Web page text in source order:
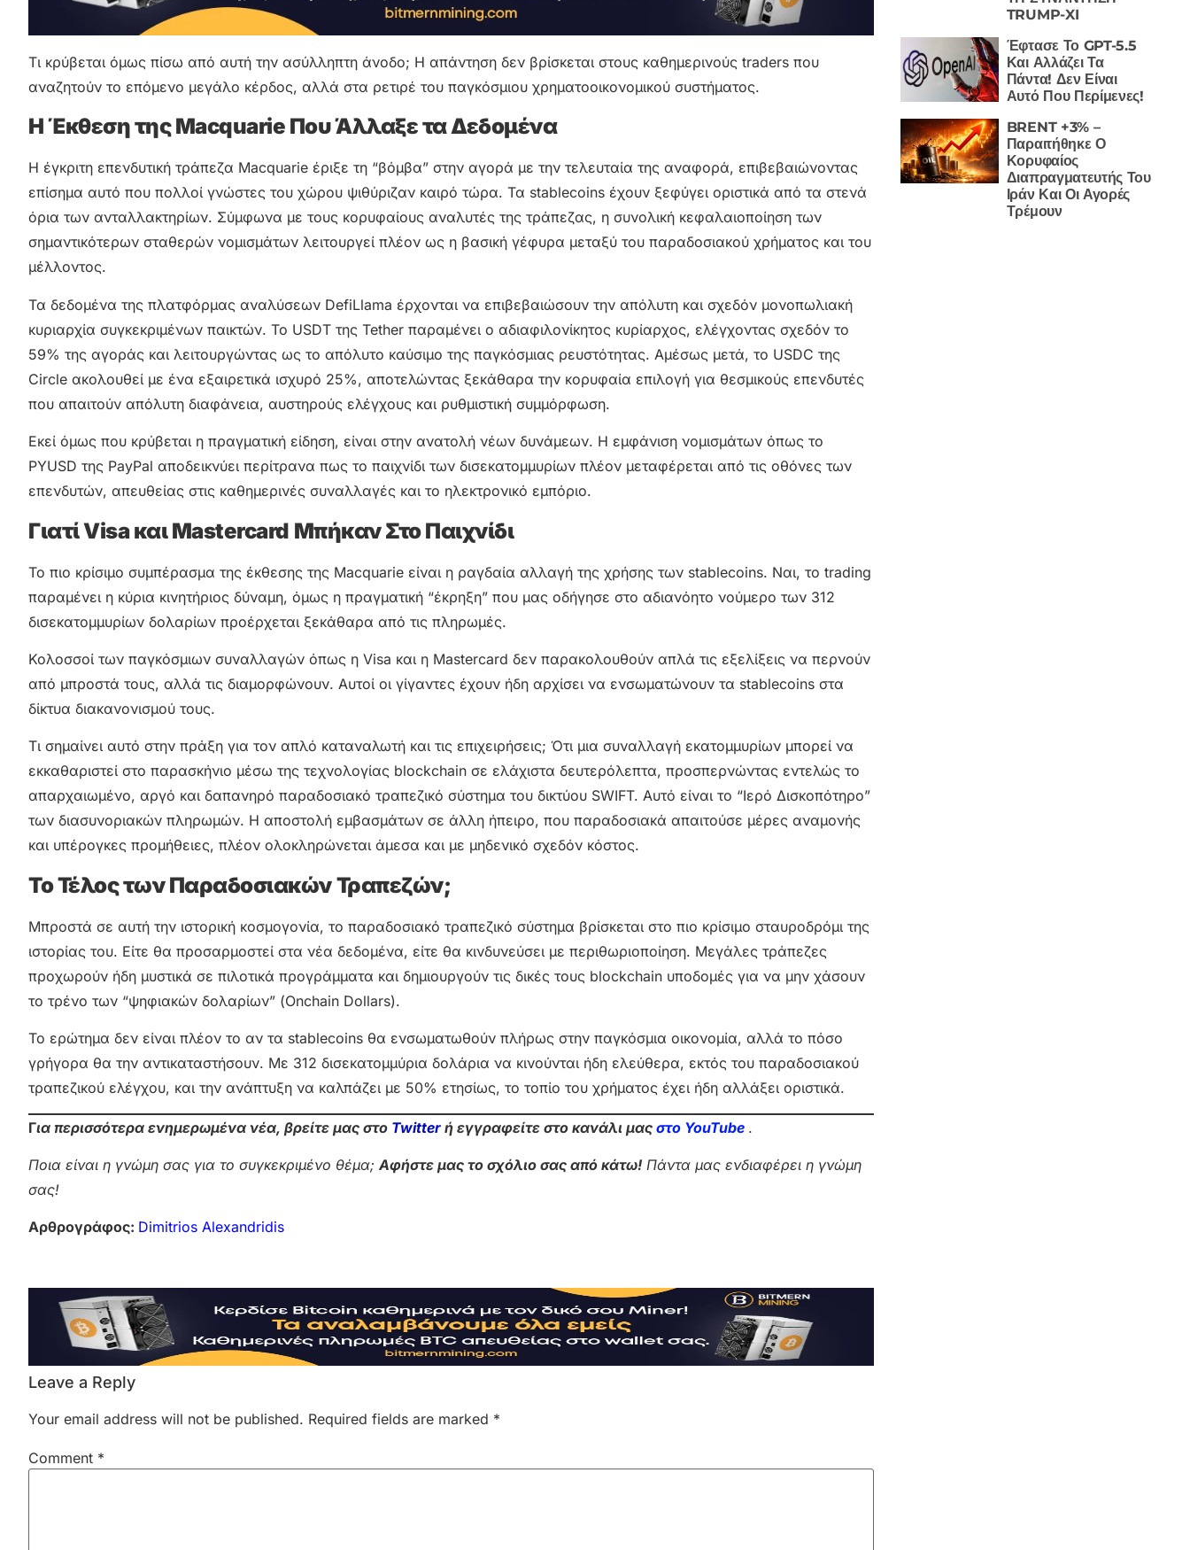
Τι κρύβεται όμως πίσω από αυτή την ασύλληπτη άνοδο; Η απάντηση δεν βρίσκεται στους καθημερινούς traders που
αναζητούν το επόμενο μεγάλο κέρδος, αλλά στα ρετιρέ του παγκόσμιου χρηματοοικονομικού συστήματος.
Η Έκθεση της Macquarie Που Άλλαξε τα Δεδομένα
Η έγκριτη επενδυτική τράπεζα Macquarie έριξε τη “βόμβα” στην αγορά με την τελευταία της αναφορά, επιβεβαιώνοντας
επίσημα αυτό που πολλοί γνώστες του χώρου ψιθύριζαν καιρό τώρα. Τα stablecoins έχουν ξεφύγει οριστικά από τα στενά
όρια των ανταλλακτηρίων. Σύμφωνα με τους κορυφαίους αναλυτές της τράπεζας, η συνολική κεφαλαιοποίηση των
σημαντικότερων σταθερών νομισμάτων λειτουργεί πλέον ως η βασική γέφυρα μεταξύ του παραδοσιακού χρήματος και του
μέλλοντος.
Τα δεδομένα της πλατφόρμας αναλύσεων DefiLlama έρχονται να επιβεβαιώσουν την απόλυτη και σχεδόν μονοπωλιακή
κυριαρχία συγκεκριμένων παικτών. Το USDT της Tether παραμένει ο αδιαφιλονίκητος κυρίαρχος, ελέγχοντας σχεδόν το
59% της αγοράς και λειτουργώντας ως το απόλυτο καύσιμο της παγκόσμιας ρευστότητας. Αμέσως μετά, το USDC της
Circle ακολουθεί με ένα εξαιρετικά ισχυρό 25%, αποτελώντας ξεκάθαρα την κορυφαία επιλογή για θεσμικούς επενδυτές
που απαιτούν απόλυτη διαφάνεια, αυστηρούς ελέγχους και ρυθμιστική συμμόρφωση.
Εκεί όμως που κρύβεται η πραγματική είδηση, είναι στην ανατολή νέων δυνάμεων. Η εμφάνιση νομισμάτων όπως το
PYUSD της PayPal αποδεικνύει περίτρανα πως το παιχνίδι των δισεκατομμυρίων πλέον μεταφέρεται από τις οθόνες των
επενδυτών, απευθείας στις καθημερινές συναλλαγές και το ηλεκτρονικό εμπόριο.
Γιατί Visa και Mastercard Μπήκαν Στο Παιχνίδι
Το πιο κρίσιμο συμπέρασμα της έκθεσης της Macquarie είναι η ραγδαία αλλαγή της χρήσης των stablecoins. Ναι, το trading
παραμένει η κύρια κινητήριος δύναμη, όμως η πραγματική “έκρηξη” που μας οδήγησε στο αδιανόητο νούμερο των 312
δισεκατομμυρίων δολαρίων προέρχεται ξεκάθαρα από τις πληρωμές.
Κολοσσοί των παγκόσμιων συναλλαγών όπως η Visa και η Mastercard δεν παρακολουθούν απλά τις εξελίξεις να περνούν
από μπροστά τους, αλλά τις διαμορφώνουν. Αυτοί οι γίγαντες έχουν ήδη αρχίσει να ενσωματώνουν τα stablecoins στα
δίκτυα διακανονισμού τους.
Τι σημαίνει αυτό στην πράξη για τον απλό καταναλωτή και τις επιχειρήσεις; Ότι μια συναλλαγή εκατομμυρίων μπορεί να
εκκαθαριστεί στο παρασκήνιο μέσω της τεχνολογίας blockchain σε ελάχιστα δευτερόλεπτα, προσπερνώντας εντελώς το
απαρχαιωμένο, αργό και δαπανηρό παραδοσιακό τραπεζικό σύστημα του δικτύου SWIFT. Αυτό είναι το “Ιερό Δισκοπότηρο”
των διασυνοριακών πληρωμών. Η αποστολή εμβασμάτων σε άλλη ήπειρο, που παραδοσιακά απαιτούσε μέρες αναμονής
και υπέρογκες προμήθειες, πλέον ολοκληρώνεται άμεσα και με μηδενικό σχεδόν κόστος.
Το Τέλος των Παραδοσιακών Τραπεζών;
Μπροστά σε αυτή την ιστορική κοσμογονία, το παραδοσιακό τραπεζικό σύστημα βρίσκεται στο πιο κρίσιμο σταυροδρόμι της
ιστορίας του. Είτε θα προσαρμοστεί στα νέα δεδομένα, είτε θα κινδυνεύσει με περιθωριοποίηση. Μεγάλες τράπεζες
προχωρούν ήδη μυστικά σε πιλοτικά προγράμματα και δημιουργούν τις δικές τους blockchain υποδομές για να μην χάσουν
το τρένο των “ψηφιακών δολαρίων” (Onchain Dollars).
Το ερώτημα δεν είναι πλέον το αν τα stablecoins θα ενσωματωθούν πλήρως στην παγκόσμια οικονομία, αλλά το πόσο
γρήγορα θα την αντικαταστήσουν. Με 312 δισεκατομμύρια δολάρια να κινούνται ήδη ελεύθερα, εκτός του παραδοσιακού
τραπεζικού ελέγχου, και την ανάπτυξη να καλπάζει με 50% ετησίως, το τοπίο του χρήματος έχει ήδη αλλάξει οριστικά.
Για περισσότερα ενημερωμένα νέα, βρείτε μας στο Twitter ή εγγραφείτε στο κανάλι μας στο YouTube .
Ποια είναι η γνώμη σας για το συγκεκριμένο θέμα;Αφήστε μας το σχόλιο σας από κάτω! Πάντα μας ενδιαφέρει η γνώμη
σας!
Αρθρογράφος: Dimitrios Alexandridis
Leave a Reply
Your email address will not be published. Required fields are marked *
Comment *
TRUMP-XI
Έφτασε Το GPT-5.5
Και Αλλάζει Τα
Πάντα! Δεν Είναι
Αυτό Που Περίμενες!
BRENT +3% –
Παραιτήθηκε Ο
Κορυφαίος
Διαπραγματευτής Του
Ιράν Και Οι Αγορές
Τρέμουν